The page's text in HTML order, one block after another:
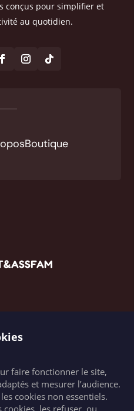
conçus pour simplifier et
au quotidien.
Boutique
faire fonctionner le site,
et mesurer l’audience.
cookies non essentiels.